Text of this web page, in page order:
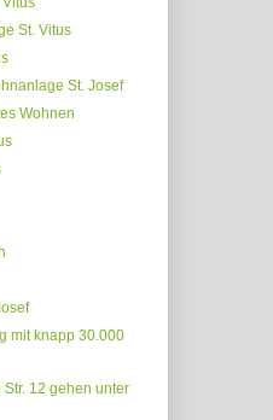
St. Vitus
St. Josef
Wohnen
mit knapp 30.000
12 gehen unter